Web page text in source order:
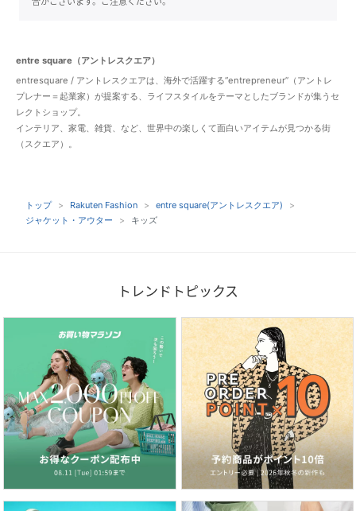
entre square（アントレスクエア）
entresquare / アントレスクエアは、海外で活躍する“entrepreneur”（アントレ
プレナー＝起業家）が提案する、ライフスタイルをテーマとしたブランドが集うセ
レクトショップ。
インテリア、家電、雑貨、など、世界中の楽しくて面白いアイテムが見つかる街
（スクエア）。
トップ Rakuten Fashion
entre square(アントレスクエア)
ジャケット・アウター
キッズ
トレンドトピックス